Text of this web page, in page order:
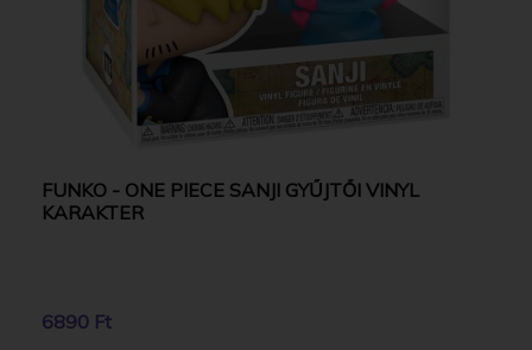
FUNKO - ONE PIECE SANJI GYŰJTŐI VINYL
KARAKTER
6890 Ft